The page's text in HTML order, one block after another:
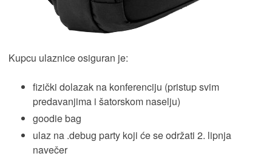
Kupcu ulaznice osiguran je:
fizički dolazak na konferenciju (pristup svim
predavanjima i šatorskom naselju)
goodie bag
ulaz na .debug party koji će se održati 2. lipnja
navečer